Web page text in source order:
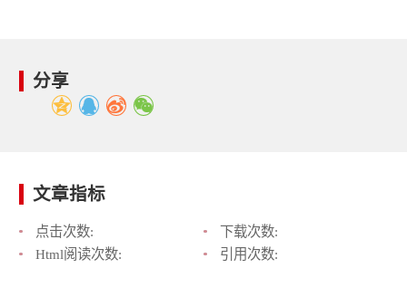
分享
文章指标
点击次数:
下载次数:
Html阅读次数:
引用次数: